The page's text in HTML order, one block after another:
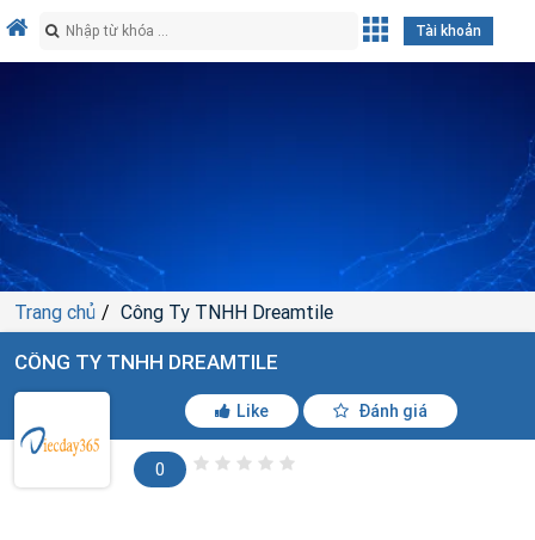
Tài khoản
Trang chủ Công Ty TNHH Dreamtile
CÔNG TY TNHH DREAMTILE
Like Đánh giá
0